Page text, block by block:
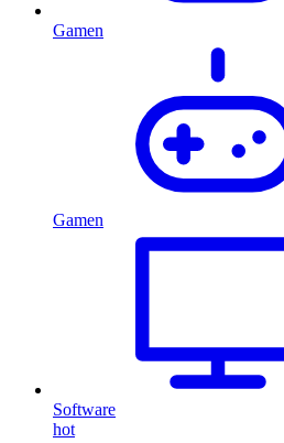
Gamen
Gamen
Software
hot